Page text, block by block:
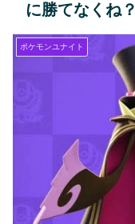
に勝てなくね？
ポケモンユナイト